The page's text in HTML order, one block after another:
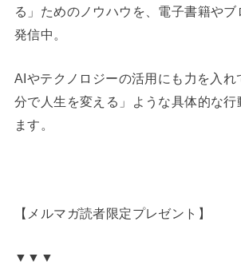
る」ためのノウハウを、電子書籍や
発信中。
AIやテクノロジーの活用にも力を入
分で人生を変える」ような具体的な行
ます。
【メルマガ読者限定プレゼント】
▼▼▼